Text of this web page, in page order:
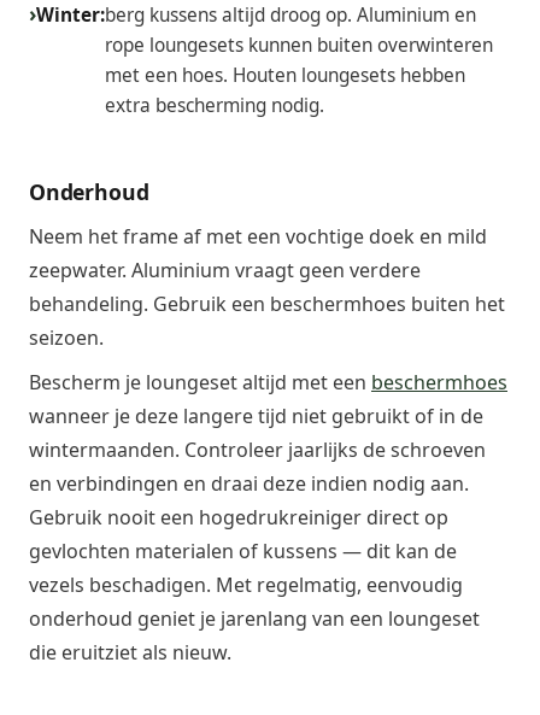
Winter:berg kussens altijd droog op. Aluminium en
rope loungesets kunnen buiten overwinteren
met een hoes. Houten loungesets hebben
extra bescherming nodig.
Onderhoud
Neem het frame af met een vochtige doek en mild
zeepwater. Aluminium vraagt geen verdere
behandeling. Gebruik een beschermhoes buiten het
seizoen.
Bescherm je loungeset altijd met een beschermhoes
wanneer je deze langere tijd niet gebruikt of in de
wintermaanden. Controleer jaarlijks de schroeven
en verbindingen en draai deze indien nodig aan.
Gebruik nooit een hogedrukreiniger direct op
gevlochten materialen of kussens — dit kan de
vezels beschadigen. Met regelmatig, eenvoudig
onderhoud geniet je jarenlang van een loungeset
die eruitziet als nieuw.